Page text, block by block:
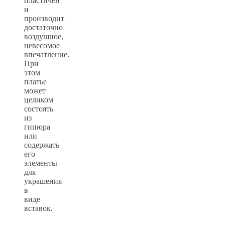
и
производит
достаточно
воздушное,
невесомое
впечатление.
При
этом
платье
может
целиком
состоять
из
гипюра
или
содержать
его
элементы
для
украшения
в
виде
вставок.